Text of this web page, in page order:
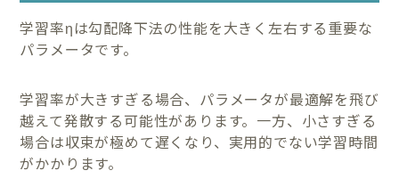
学習率ηは勾配降下法の性能を大きく左右する重要な
パラメータです。
学習率が大きすぎる場合、パラメータが最適解を飛び
越えて発散する可能性があります。一方、小さすぎる
場合は収束が極めて遅くなり、実用的でない学習時間
がかかります。